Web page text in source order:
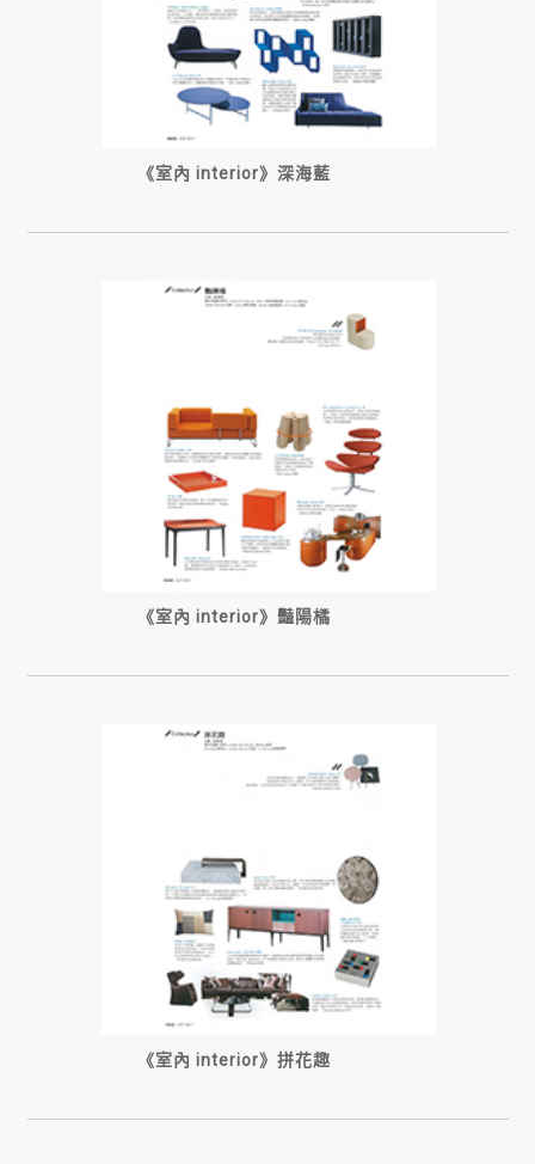
《室內 interior》深海藍
《室內 interior》豔陽橘
《室內 interior》拼花趣